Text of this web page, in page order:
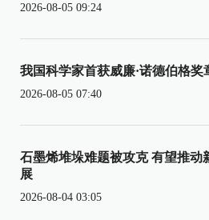
2026-08-05 09:24
我国科学家首获威廉·诺德伯格奖
2026-08-05 07:40
石墨烯堆垛难题被攻克 有望推动
展
2026-08-04 03:05